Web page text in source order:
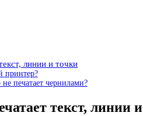
линии и точки
принтер?
печатает чернилами?
текст, линии